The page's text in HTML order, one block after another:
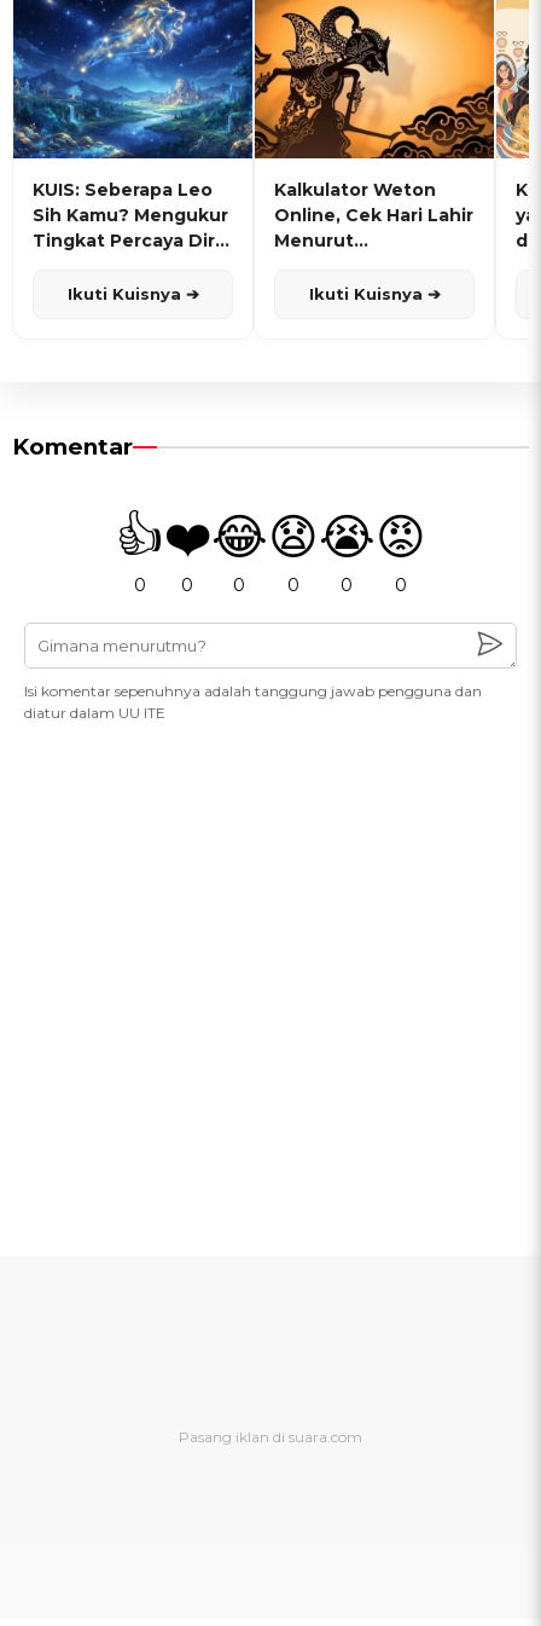
KUIS: Seberapa Leo
Sih Kamu? Mengukur
Tingkat Percaya Diri
Ikuti Kuisnya ➔
Kalkulator Weton
Online, Cek Hari Lahir
Menurut
Ikuti Kuisnya ➔
Komentar
👍
0
❤️
0
😂
0
😧
0
😭
0
😡
0
Isi komentar sepenuhnya adalah tanggung jawab pengguna dan
diatur dalam UU ITE